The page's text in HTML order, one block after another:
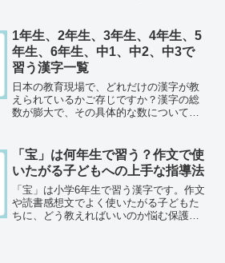
1年生、2年生、3年生、4年生、5
年生、6年生、中1、中2、中3で
習う漢字一覧
日本の教育現場で、どれだけの漢字が教
えられているかご存じですか？漢字の総
数が膨大で、その具体的な数については
定の「常用漢字」が取り入れられていま
す。これらの漢字は、学年...
「宝」は何年生で習う？作文で使
いたがる子どもへの上手な指導法
「宝」は小学6年生で習う漢字です。作文
や読書感想文でよく使いたがる子どもた
ちに、どう教えればいいのか悩む保護者